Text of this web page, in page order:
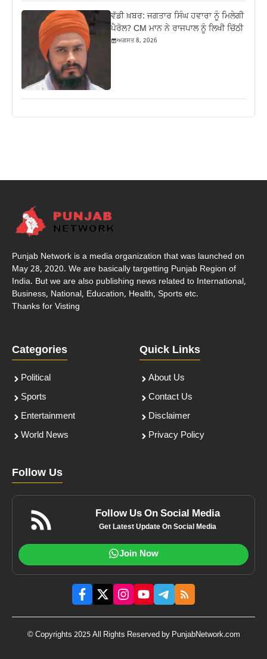
ਵੱਡੀ ਖ਼ਬਰ: ਜਗਤਾਰ ਸਿੰਘ ਹਵਾਰਾ ਨੂੰ ਮਿਲੇਗੀ
ਪੈਰੋਲ? CM ਮਾਨ ਨੇ ਰਾਜਪਾਲ ਨੂੰ ਲਿਖੀ ਚਿੱਠੀ
ਅਗਸਤ 8, 2026
Punjab Network is a media organization that was launched on
May 28, 2020. We are basically targetting Punjab Region of
India. But we are also publishing news related to International,
Business, National, Education, Health, Sports etc.
Thanks for Visting
Categories
Political
Sports
Entertainment
World News
Quick Links
About Us
Contact Us
Disclaimer
Privacy Policy
Follow Us
Follow Us On Social Media
Get Latest Update On Social Media
Join Now
© Copyrights 2025 All Rights Reserved by PunjabNetwork.com